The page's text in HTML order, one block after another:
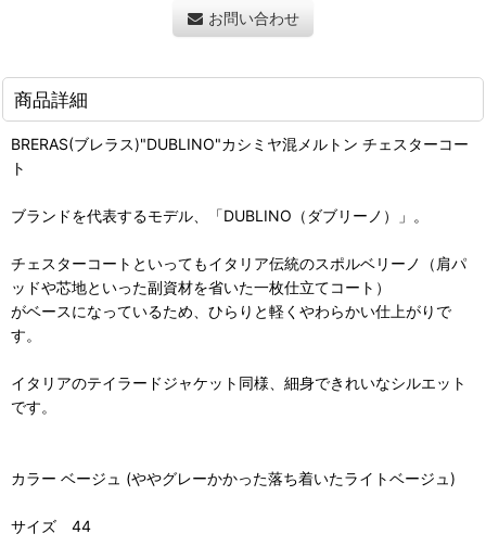
お問い合わせ
商品詳細
BRERAS(ブレラス)"DUBLINO"カシミヤ混メルトン チェスターコー
ト
ブランドを代表するモデル、「DUBLINO（ダブリーノ）」。
チェスターコートといってもイタリア伝統のスポルベリーノ（肩パ
ッドや芯地といった副資材を省いた一枚仕立てコート）
がベースになっているため、ひらりと軽くやわらかい仕上がりで
す。
イタリアのテイラードジャケット同様、細身できれいなシルエット
です。
カラー ベージュ (ややグレーかかった落ち着いたライトベージュ)
サイズ 44